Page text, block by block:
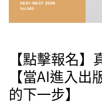
【點擊報名】
【當AI進入
的下一步】